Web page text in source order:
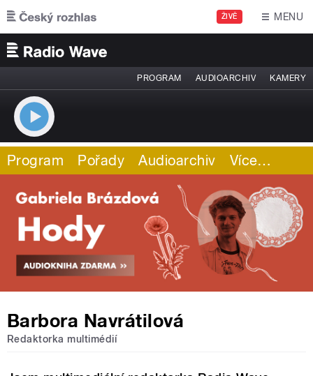
Přejít k hlavnímu obsahu
ŽIVĚ MENU
PROGRAM AUDIOARCHIV KAMERY
Program Pořady Audioarchiv Více…
Barbora Navrátilová
Redaktorka multimédií